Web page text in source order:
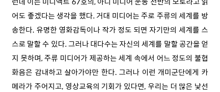
어도 좋겠다는 생각을 했다. 거대 미디어는 주로 주류의 세계를 방
송한다. 유명한 영화감독이나 작가 정도 되면 자기만의 세계를 스
스로 말할 수 있다. 그러나 대다수는 자신의 세계를 말할 공간을 얻
지 못하며, 주류 미디어가 제공하는 세계 속에서 어느 정도의 불협
화음은 감내하고 살아가야만 한다. 그러나 이런 개미군단에게 카
메라가 주어지고, 영상교육의 기회가 있다면, 우리는 더 많은 낯선